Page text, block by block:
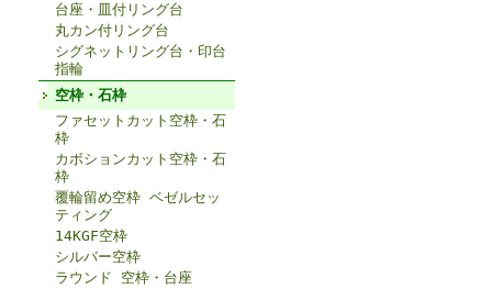
台座・皿付リング台
丸カン付リング台
シグネットリング台・印台
指輪
空枠・石枠
ファセットカット空枠・石
枠
カボションカット空枠・石
枠
覆輪留め空枠 ベゼルセッ
ティング
14KGF空枠
シルバー空枠
ラウンド 空枠・台座